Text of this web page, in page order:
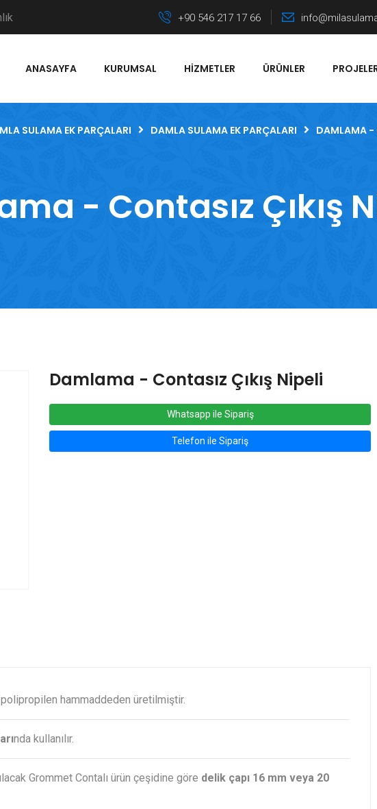
+90 546 217 17 66
ANASAYFA KURUMSAL HIZMETLER ÜRÜNLER
SULAMA EK PARÇALARI DAMLA SULAMA EK PARÇALARI DAMLAMA -
- Contasız Çıkış
Damlama - Contasız Çıkış Nipeli
Whatsapp ile Sipariş
Telefon ile Sipariş
hammaddeden üretilmiştir.
nda kullanılır.
Grommet Contalı ürün çeşidine göre delik çapı 16 mm veya 20